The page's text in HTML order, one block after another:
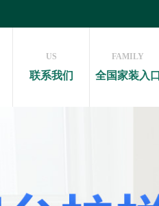
US
联系我们
FAMILY
全国家装入口